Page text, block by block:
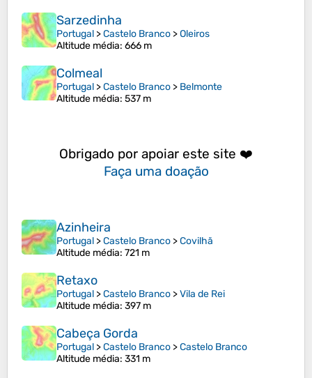
Sarzedinha
Portugal >Castelo Branco >Oleiros
Altitude média: 666 m
Colmeal
Portugal >Castelo Branco > Belmonte
Altitude média: 537 m
Obrigado por apoiar este site ❤️
Faça uma doação
Azinheira
Portugal >Castelo Branco >Covilhã
Altitude média: 721 m
Retaxo
Portugal >Castelo Branco >Vila de Rei
Altitude média: 397 m
Cabeça Gorda
Portugal >Castelo Branco >Castelo Branco
Altitude média: 331 m